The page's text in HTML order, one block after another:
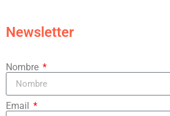
Newsletter
Nombre
Email